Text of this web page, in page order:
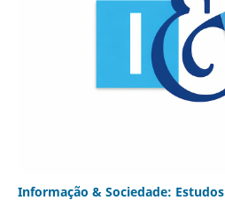
Informação & Sociedade: Estudos